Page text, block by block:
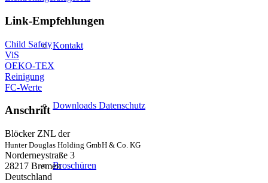
Kontakt
Downloads Datenschutz
Broschüren
Link-Empfehlungen
Child Safety
ViS
OEKO-TEX
Reinigung
FC-Werte
Anschrift
Blöcker ZNL der
Hunter Douglas Holding GmbH & Co. KG
Norderneystraße 3
28217 Bremen
Deutschland